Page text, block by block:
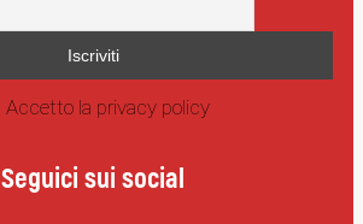
Accetto la privacy policy
Seguici sui social